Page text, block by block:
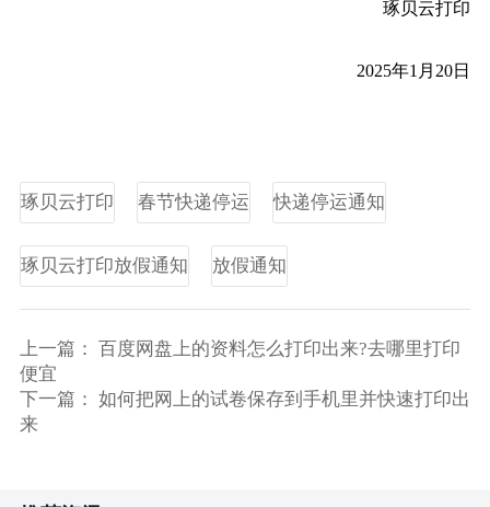
琢贝云打印
2025年1月20日
琢贝云打印 春节快递停运 快递停运通知
琢贝云打印放假通知 放假通知
上一篇： 百度网盘上的资料怎么打印出来?去哪里打印
便宜
下一篇： 如何把网上的试卷保存到手机里并快速打印出
来